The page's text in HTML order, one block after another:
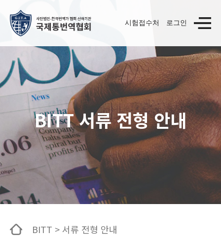
시험접수처 로그인
BITT 서류 전형 안내
BITT > 서류 전형 안내